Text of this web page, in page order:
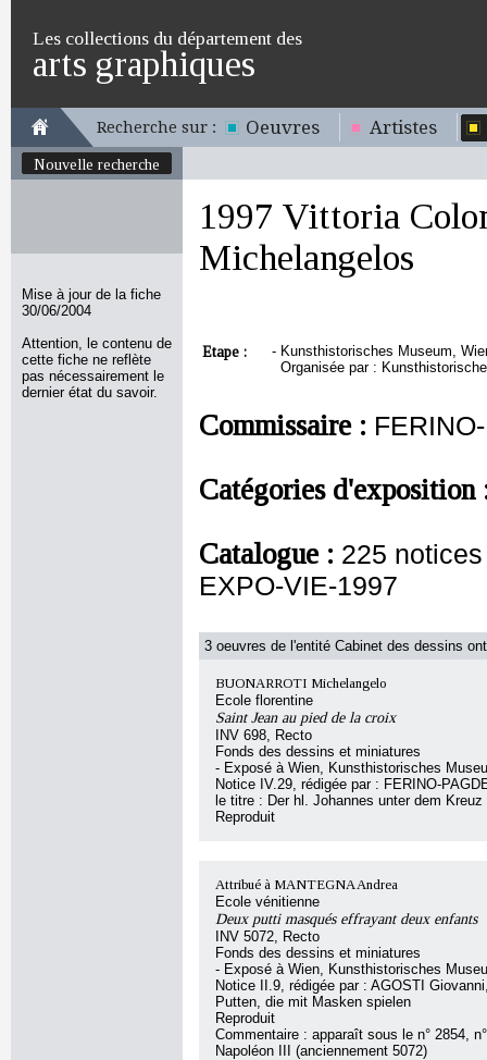
Les collections du département des
arts graphiques
Recherche sur : Oeuvres Artistes
Nouvelle recherche
Mise à jour de la fiche
30/06/2004
Attention, le contenu de
cette fiche ne reflète
pas nécessairement le
dernier état du savoir.
1997 Vittoria
Michelangelos
Etape : - Kunsthistorisches Museum,
Organisée par :
Commissaire :
Catégories
Catalogue : 225
EXPO-VIE-1997
3 oeuvres de l'entité Cabinet des dessins
BUONARROTI Michelangelo
Ecole florentine
Saint Jean au pied de la croix
INV 698, Recto
Fonds des dessins et miniatures
- Exposé à Wien, Kunsthistorisches
Notice IV.29, rédigée par : FERINO-
le titre : Der hl. Johannes unter dem Kreuz
Reproduit
Attribué à MANTEGNA Andrea
Ecole vénitienne
Deux putti masqués effrayant deux enfants
INV 5072, Recto
Fonds des dessins et miniatures
- Exposé à Wien, Kunsthistorisches
Notice II.9, rédigée par : AGOSTI
Putten, die mit Masken spielen
Reproduit
Commentaire : apparaît sous le n° 2854,
Napoléon III (anciennement 5072)